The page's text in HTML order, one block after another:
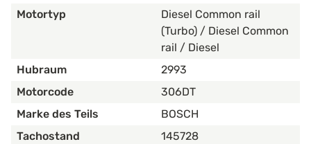
Motortyp
Diesel Common rail
(Turbo) / Diesel Common
rail / Diesel
Hubraum
2993
Motorcode
306DT
Marke des Teils
BOSCH
Tachostand
145728